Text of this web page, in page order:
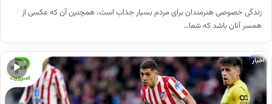
زندگی خصوصی هنرمندان برای مردم بسیار جذاب است، همچنین آن که عکسی از
همسر آنان باشد که شما…
▶
اخبار